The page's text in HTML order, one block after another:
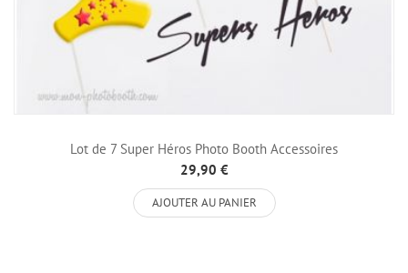
Lot de 7 Super Héros Photo Booth Accessoires
29,90 €
AJOUTER AU PANIER